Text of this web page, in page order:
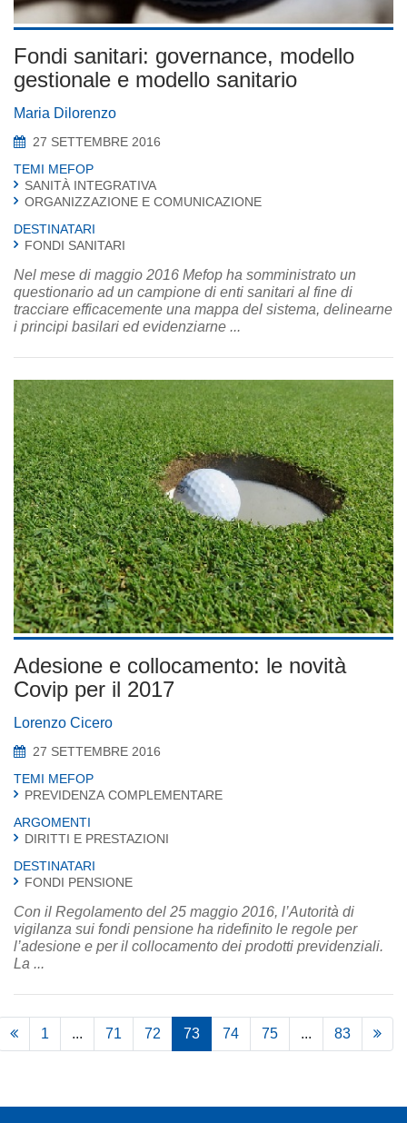
Fondi sanitari: governance, modello
gestionale e modello sanitario
Maria Dilorenzo
27 SETTEMBRE 2016
TEMI MEFOP
SANITÀ INTEGRATIVA
ORGANIZZAZIONE E COMUNICAZIONE
DESTINATARI
FONDI SANITARI
Nel mese di maggio 2016 Mefop ha somministrato un
questionario ad un campione di enti sanitari al fine di
tracciare efficacemente una mappa del sistema, delinearne
i principi basilari ed evidenziarne ...
Adesione e collocamento: le novità
Covip per il 2017
Lorenzo Cicero
27 SETTEMBRE 2016
TEMI MEFOP
PREVIDENZA COMPLEMENTARE
ARGOMENTI
DIRITTI E PRESTAZIONI
DESTINATARI
FONDI PENSIONE
Con il Regolamento del 25 maggio 2016, l’Autorità di
vigilanza sui fondi pensione ha ridefinito le regole per
l’adesione e per il collocamento dei prodotti previdenziali.
La ...
1 ... 71 72 73 74 75 ... 83